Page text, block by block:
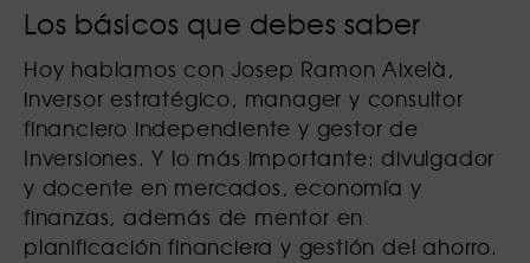
Los básicos que debes saber
Hoy hablamos con Josep Ramon Aixelà,
inversor estratégico, manager y consultor
financiero independiente y gestor de
Inversiones. Y lo más importante: divulgador
y docente en mercados, economía y
finanzas, además de mentor en
planificación financiera y gestión del ahorro.